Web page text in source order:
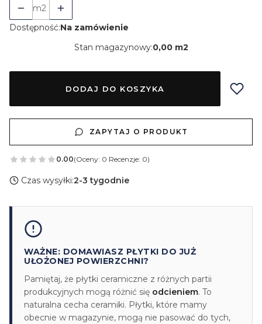
m2
Dostępność:Na zamówienie
Stan magazynowy:0,00 m2
DODAJ DO KOSZYKA
ZAPYTAJ O PRODUKT
0.00(Oceny: 0 Recenzje: 0)
Czas wysyłki:2-3 tygodnie
WAŻNE: DOMAWIASZ PŁYTKI DO JUŻ
UŁOŻONEJ POWIERZCHNI?
Pamiętaj, że płytki ceramiczne z różnych partii
produkcyjnych mogą różnić się odcieniem. To
naturalna cecha ceramiki. Płytki, które mamy
obecnie w magazynie, mogą nie pasować do tych,